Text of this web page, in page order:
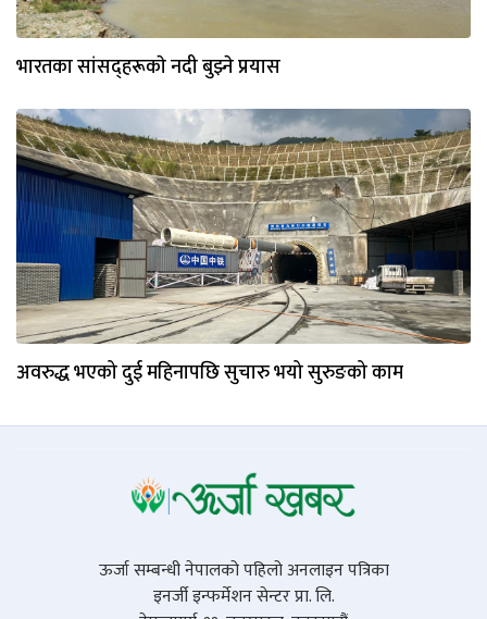
भारतका सांसद्हरूकाे नदी बुझ्ने प्रयास
अवरुद्ध भएको दुई महिनापछि सुचारु भयो सुरुङको काम
ऊर्जा सम्बन्धी नेपालको पहिलो अनलाइन पत्रिका
इनर्जी इन्फर्मेशन सेन्टर प्रा. लि.